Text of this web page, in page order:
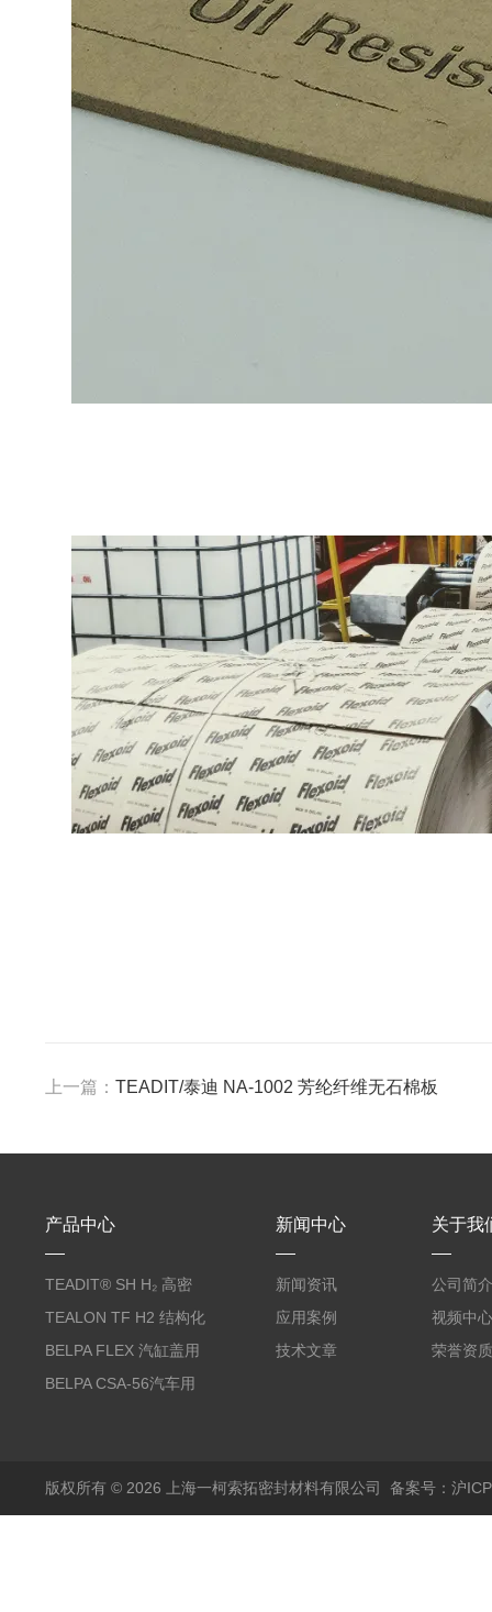
上一篇： TEADIT/泰迪 NA-1002 芳纶纤维无石棉板
产品中心
TEADIT® SH H₂ 高密
度纯PTFE垫片
TEALON TF H2 结构化
PTFE垫片
BELPA FLEX 汽缸盖用
无石棉金属增强密封垫
BELPA CSA-56汽车用
新闻中心
新闻资讯
应用案例
技术文章
关于我
公司简介
视频中心
荣誉资质
版权所有 © 2026 上海一柯索拓密封材料有限公司 备案号：沪